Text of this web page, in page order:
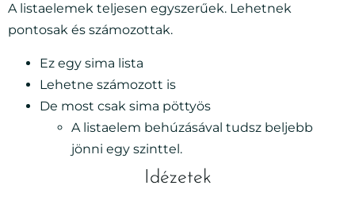
A listaelemek teljesen egyszerűek. Lehetnek
pontosak és számozottak.
Ez egy sima lista
Lehetne számozott is
De most csak sima pöttyös
A listaelem behúzásával tudsz beljebb
jönni egy szinttel.
Idézetek